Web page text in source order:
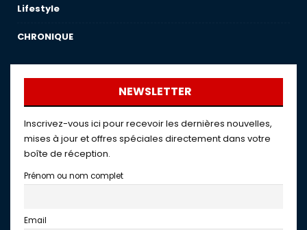
Lifestyle
CHRONIQUE
NEWSLETTER
Inscrivez-vous ici pour recevoir les dernières nouvelles,
mises à jour et offres spéciales directement dans votre
boîte de réception.
Prénom ou nom complet
Email